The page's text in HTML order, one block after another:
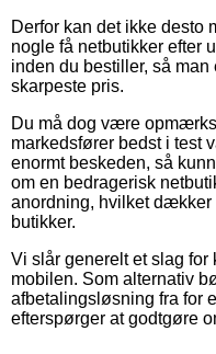
Derfor kan det ikke desto
nogle få netbutikker efter
inden du bestiller, så man
skarpeste pris.
Du må dog være
markedsfører bedst i test
enormt beskeden, så
om en bedragerisk
anordning, hvilket
butikker.
Vi slår generelt et slag for
mobilen. Som alternativ
afbetalingsløsning fra for
efterspørger at godtgøre